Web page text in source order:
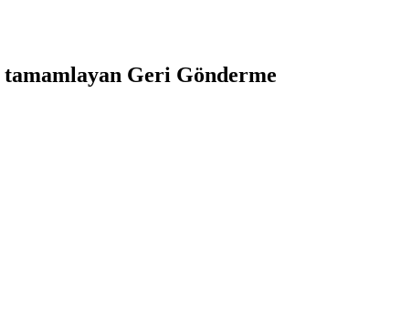
Geri Gönderme